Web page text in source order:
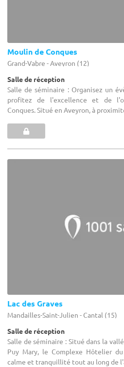
Moulin de Conques
Grand-Vabre - Aveyron (12)
Salle de réception
Salle de séminaire : Organisez un
profitez de l'excellence et de
Conques. Situé en Aveyron, à
Lac des Graves
Mandailles-Saint-Julien - Cantal (15)
Salle de réception
Salle de séminaire : Situé dans la
Puy Mary, le Complexe Hôtelier
calme et tranquillité tout au long de